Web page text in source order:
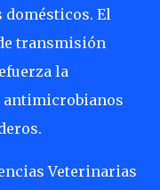
El
transmisión
la
antimicrobianos
Veterinarias